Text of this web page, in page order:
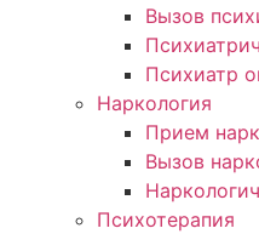
Вызов
Психиатр
Наркология
Прием
Вызов
Психотерапия